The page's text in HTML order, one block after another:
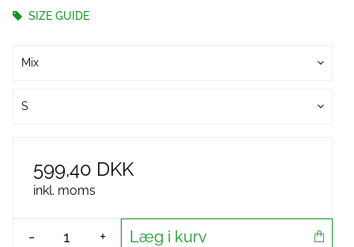
SIZE GUIDE
Mix
S
599,40 DKK
inkl. moms
- + Læg i kurv